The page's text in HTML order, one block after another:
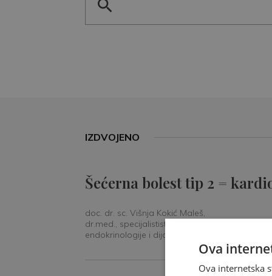
IZDVOJENO
Šećerna bolest tip 2 =
doc. dr. sc. Višnja Kokić Maleš,
dr.med., specijalististica
endokrinologije i dijabetologije
Ova
Ova internetska